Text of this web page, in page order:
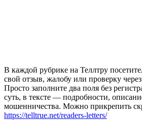
В каждой рубрике на Теллтру
свой отзыв, жалобу или проверку через
Просто заполните два поля без
суть, в тексте — подробности,
мошенничества. Можно прикрепить
https://telltrue.net/readers-letters/